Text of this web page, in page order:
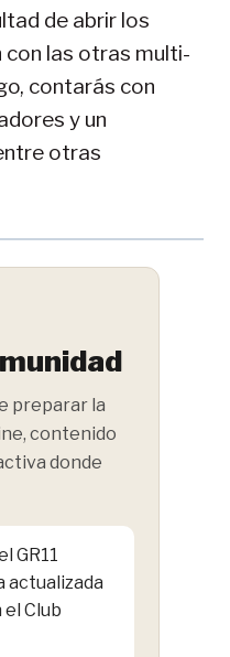
de abrir los
con las otras multi-
contarás con
y un
otras
preparar la
contenido
donde
GR11
actualizada
Club